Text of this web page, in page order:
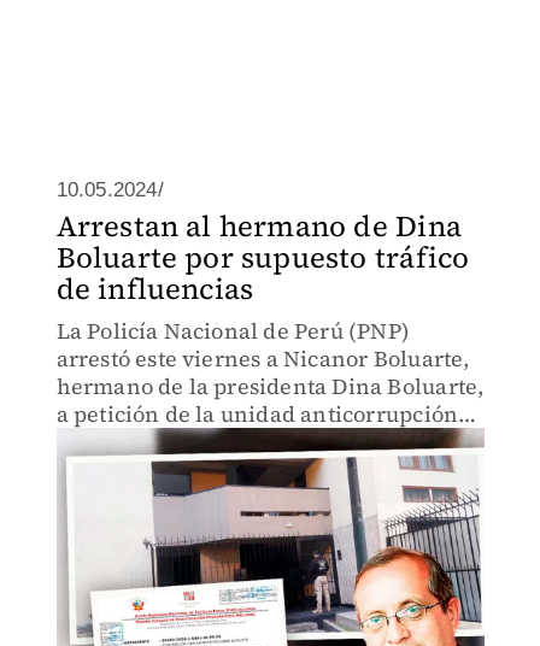
10.05.2024/
Arrestan al hermano de Dina
Boluarte por supuesto tráfico
de influencias
La Policía Nacional de Perú (PNP)
arrestó este viernes a Nicanor Boluarte,
hermano de la presidenta Dina Boluarte,
a petición de la unidad anticorrupción
de la Fiscalía que lo investiga por tráfico
de influencias.